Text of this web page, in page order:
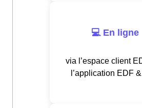
💻 En ligne
via l’espace client
l’application EDF